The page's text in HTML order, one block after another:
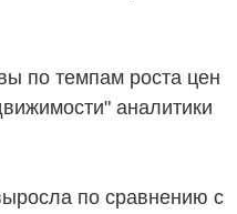
по темпам роста цен
аналитики
по сравнению с